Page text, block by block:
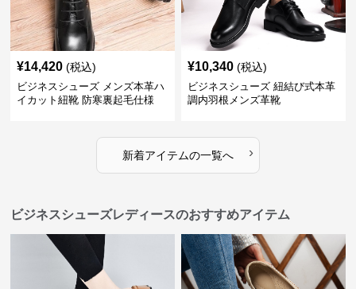
¥14,420 (税込)
ビジネスシューズ メンズ本革ハ
イカット紐靴 防寒裏起毛仕様
¥10,340 (税込)
ビジネスシューズ 紐結び式本革
調内羽根メンズ革靴
新着アイテムの一覧へ ›
ビジネスシューズレディースのおすすめアイテム